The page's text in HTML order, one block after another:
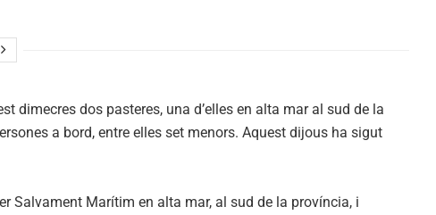
dos pasteres, una d’elles en alta mar al sud de la
a bord, entre elles set menors. Aquest dijous ha sigut
Salvament Marítim en alta mar, al sud de la província, i